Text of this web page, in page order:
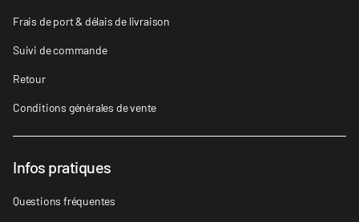
Frais de port & délais de livraison
Suivi de commande
Retour
Conditions générales de vente
Infos pratiques
Questions fréquentes